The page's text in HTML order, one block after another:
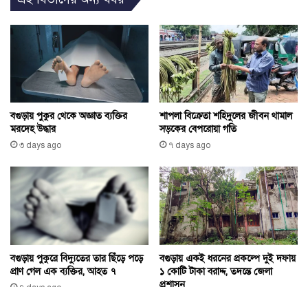
বগুড়ায় পুকুর থেকে অজ্ঞাত ব্যক্তির
মরদেহ উদ্ধার
৩ days ago
শাপলা বিক্রেতা শহিদুলের জীবন থামাল
সড়কের বেপরোয়া গতি
৭ days ago
বগুড়ায় পুকুরে বিদ্যুতের তার ছিঁড়ে পড়ে
প্রাণ গেল এক ব্যক্তির, আহত ৭
বগুড়ায় একই ধরনের প্রকল্পে দুই দফায়
১ কোটি টাকা বরাদ্দ, তদন্তে জেলা
প্রশাসন